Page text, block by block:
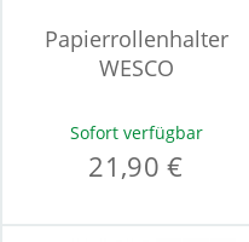
Papierrollenhalter
WESCO
Sofort verfügbar
21,90 €